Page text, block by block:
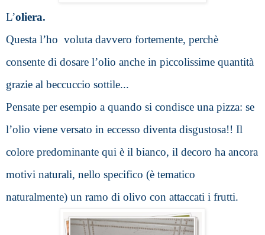
L’oliera.
Questa l’ho  voluta davvero fortemente, perchè
consente di dosare l’olio anche in piccolissime quantità
grazie al beccuccio sottile...
Pensate per esempio a quando si condisce una pizza: se
l’olio viene versato in eccesso diventa disgustosa!! Il
colore predominante qui è il bianco, il decoro ha ancora
motivi naturali, nello specifico (è tematico
naturalmente) un ramo di olivo con attaccati i frutti.